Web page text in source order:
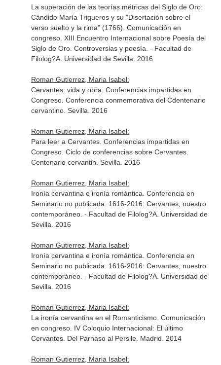
La superación de las teorías métricas del Siglo de Oro:
Cándido María Trigueros y su "Disertación sobre el
verso suelto y la rima" (1766). Comunicación en
congreso. XIII Encuentro Internacional sobre Poesía del
Siglo de Oro. Controversias y poesía. - Facultad de
Filolog?A. Universidad de Sevilla. 2016
Roman Gutierrez, Maria Isabel:
Cervantes: vida y obra. Conferencias impartidas en
Congreso. Conferencia conmemorativa del Cdentenario
cervantino. Sevilla. 2016
Roman Gutierrez, Maria Isabel:
Para leer a Cervantes. Conferencias impartidas en
Congreso. Ciclo de conferencias sobre Cervantes.
Centenario cervantin. Sevilla. 2016
Roman Gutierrez, Maria Isabel:
Ironía cervantina e ironía romántica. Conferencia en
Seminario no publicada. 1616-2016: Cervantes, nuestro
contemporáneo. - Facultad de Filolog?A. Universidad de
Sevilla. 2016
Roman Gutierrez, Maria Isabel:
Ironía cervantina e ironía romántica. Conferencia en
Seminario no publicada. 1616-2016: Cervantes, nuestro
contemporáneo. - Facultad de Filolog?A. Universidad de
Sevilla. 2016
Roman Gutierrez, Maria Isabel:
La ironía cervantina en el Romanticismo. Comunicación
en congreso. IV Coloquio Internacional: El último
Cervantes. Del Parnaso al Persile. Madrid. 2014
Roman Gutierrez, Maria Isabel: